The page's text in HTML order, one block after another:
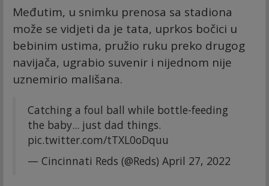
Međutim, u snimku prenosa sa stadiona
može se vidjeti da je tata, uprkos bočici u
bebinim ustima, pružio ruku preko drugog
navijača, ugrabio suvenir i nijednom nije
uznemirio mališana.
Catching a foul ball while bottle-feeding
the baby... just dad things.
pic.twitter.com/tTXL0oDquu
— Cincinnati Reds (@Reds) April 27, 2022